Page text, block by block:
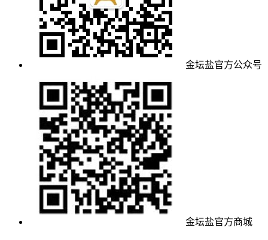
金坛盐官方公众号
金坛盐官方商城